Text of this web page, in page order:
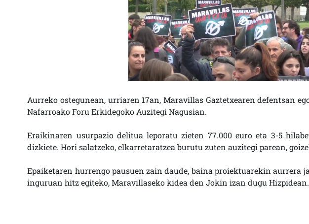
Aurreko ostegunean, urriaren 17an, Maravillas Gaztetxearen defentsan
Nafarroako Foru Erkidegoko Auzitegi Nagusian.
Eraikinaren usurpazio delitua leporatu zieten 77.000 euro eta 3-5
dizkiete. Hori salatzeko, elkarretaratzea burutu zuten auzitegi parean,
Epaiketaren hurrengo pausuen zain daude, baina proiektuarekin aurrera
inguruan hitz egiteko, Maravillaseko kidea den Jokin izan dugu Hizpidean.